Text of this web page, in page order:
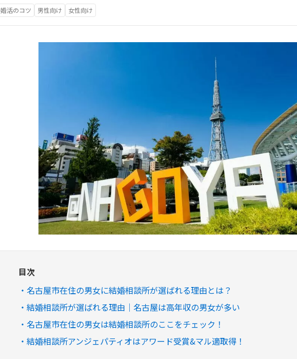
婚活のコツ 男性向け 女性向け
目次
名古屋市在住の男女に結婚相談所が選ばれる理由とは？
結婚相談所が選ばれる理由｜名古屋は高年収の男女が多い
名古屋市在住の男女は結婚相談所のここをチェック！
結婚相談所アンジェパティオはアワード受賞&マル適取得！